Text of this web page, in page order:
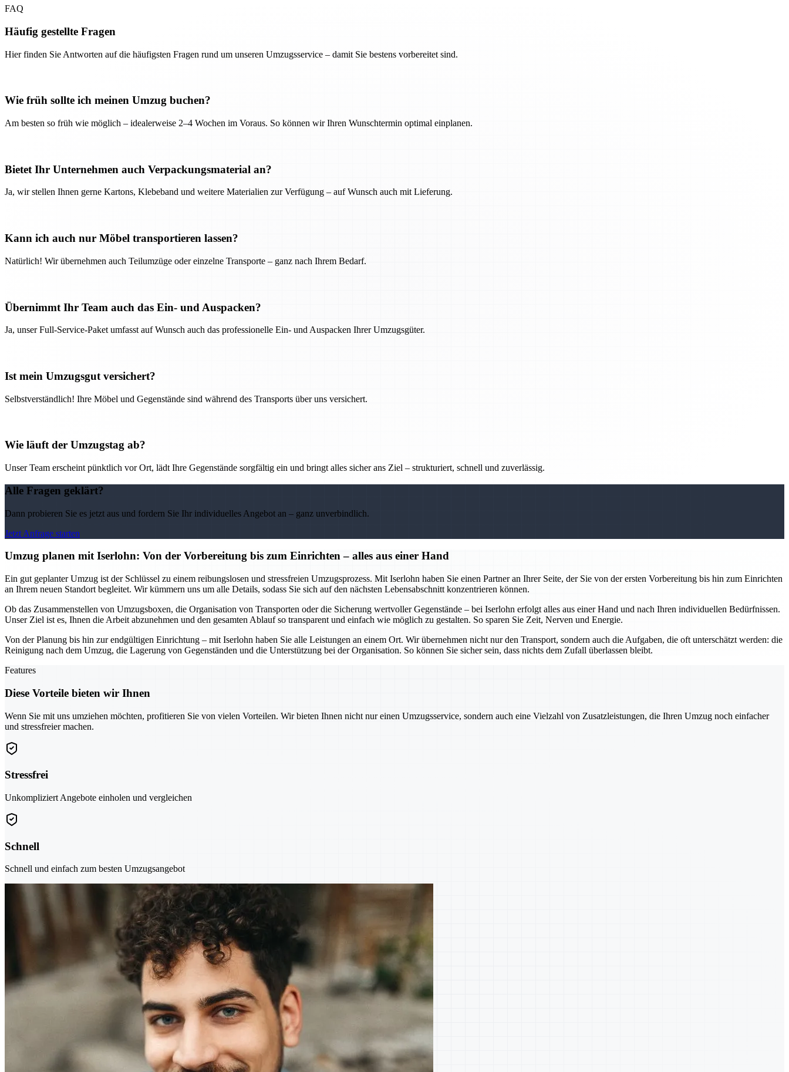
FAQ
Häufig gestellte Fragen
Hier finden Sie Antworten auf die häufigsten Fragen rund um unseren Umzugsservice – damit Sie bestens vorbereitet sind.
Wie früh sollte ich meinen Umzug buchen?
Am besten so früh wie möglich – idealerweise 2–4 Wochen im Voraus. So können wir Ihren Wunschtermin optimal einplanen.
Bietet Ihr Unternehmen auch Verpackungsmaterial an?
Ja, wir stellen Ihnen gerne Kartons, Klebeband und weitere Materialien zur Verfügung – auf Wunsch auch mit Lieferung.
Kann ich auch nur Möbel transportieren lassen?
Natürlich! Wir übernehmen auch Teilumzüge oder einzelne Transporte – ganz nach Ihrem Bedarf.
Übernimmt Ihr Team auch das Ein- und Auspacken?
Ja, unser Full-Service-Paket umfasst auf Wunsch auch das professionelle Ein- und Auspacken Ihrer Umzugsgüter.
Ist mein Umzugsgut versichert?
Selbstverständlich! Ihre Möbel und Gegenstände sind während des Transports über uns versichert.
Wie läuft der Umzugstag ab?
Unser Team erscheint pünktlich vor Ort, lädt Ihre Gegenstände sorgfältig ein und bringt alles sicher ans Ziel – strukturiert, schnell und zuverlässig.
Alle Fragen geklärt?
Dann probieren Sie es jetzt aus und fordern Sie Ihr individuelles Angebot an – ganz unverbindlich.
Jetzt Anfrage starten
Umzug planen mit Iserlohn: Von der Vorbereitung bis zum Einrichten – alles aus einer Hand
Ein gut geplanter Umzug ist der Schlüssel zu einem reibungslosen und stressfreien Umzugsprozess. Mit Iserlohn haben Sie einen Partner an Ihrer Seite, der Sie von der ersten Vorbereitung bis hin zum Einrichten
an Ihrem neuen Standort begleitet. Wir kümmern uns um alle Details, sodass Sie sich auf den nächsten Lebensabschnitt konzentrieren können.
Ob das Zusammenstellen von Umzugsboxen, die Organisation von Transporten oder die Sicherung wertvoller Gegenstände – bei Iserlohn erfolgt alles aus einer Hand und nach Ihren individuellen Bedürfnissen.
Unser Ziel ist es, Ihnen die Arbeit abzunehmen und den gesamten Ablauf so transparent und einfach wie möglich zu gestalten. So sparen Sie Zeit, Nerven und Energie.
Von der Planung bis hin zur endgültigen Einrichtung – mit Iserlohn haben Sie alle Leistungen an einem Ort. Wir übernehmen nicht nur den Transport, sondern auch die Aufgaben, die oft unterschätzt werden: die
Reinigung nach dem Umzug, die Lagerung von Gegenständen und die Unterstützung bei der Organisation. So können Sie sicher sein, dass nichts dem Zufall überlassen bleibt.
Features
Diese Vorteile bieten wir Ihnen
Wenn Sie mit uns umziehen möchten, profitieren Sie von vielen Vorteilen. Wir bieten Ihnen nicht nur einen Umzugsservice, sondern auch eine Vielzahl von Zusatzleistungen, die Ihren Umzug noch einfacher
und stressfreier machen.
Stressfrei
Unkompliziert Angebote einholen und vergleichen
Schnell
Schnell und einfach zum besten Umzugsangebot